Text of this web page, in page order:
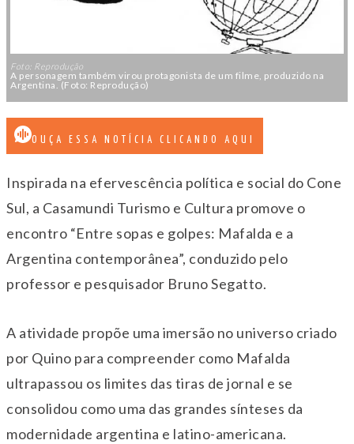
Foto: Reprodução
A personagem também virou protagonista de um filme, produzido na
Argentina. (Foto: Reprodução)
OUÇA ESSA NOTÍCIA CLICANDO AQUI
Inspirada na efervescência política e social do Cone
Sul, a Casamundi Turismo e Cultura promove o
encontro “Entre sopas e golpes: Mafalda e a
Argentina contemporânea”, conduzido pelo
professor e pesquisador Bruno Segatto.
A atividade propõe uma imersão no universo criado
por Quino para compreender como Mafalda
ultrapassou os limites das tiras de jornal e se
consolidou como uma das grandes sínteses da
modernidade argentina e latino-americana.